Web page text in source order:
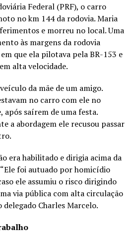
Federal (PRF), o carro
no km 144 da rodovia. Maria
e morreu no local. Uma
às margens da rodovia
que ela pilotava pela BR-153 e
alta velocidade.
da mãe de um amigo.
no carro com ele no
saírem de uma festa.
a abordagem ele recusou passar
era habilitado e dirigia acima da
foi autuado por homicídio
ele assumiu o risco dirigindo
via pública com alta circulação
delegado Charles Marcelo.